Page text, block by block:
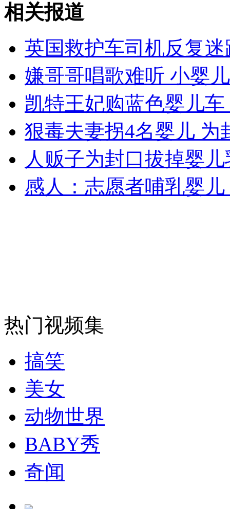
山西运城恶犬咬伤多人 警民合力深夜将其击毙
无痛分娩是否安全 医生回应
外交部：反对强权政治霸凌主义
外交部：有关国家言论片面不公正
消防员救轻生者 花炮节热闹非凡
司机酒驾遇交警 急速倒车逃窜
相关报道
英国救护车司机反复
嫌哥哥唱歌难听 小婴
凯特王妃购蓝色婴儿
狠毒夫妻拐4名婴儿 为
人贩子为封口拔掉婴
感人：志愿者哺乳婴
热门视频集
搞笑
美女
动物世界
BABY秀
奇闻